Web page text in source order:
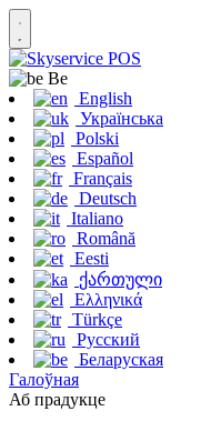
Be
English
Українська
Polski
Español
Français
Deutsch
Italiano
Română
Eesti
ქართული
Ελληνικά
Türkçe
Русский
Беларуская
Галоўная
Аб прадукце